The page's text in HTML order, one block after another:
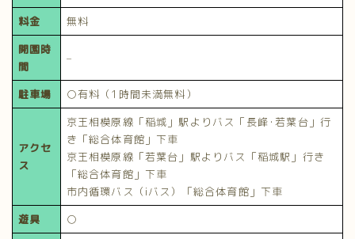
料金
無料
開園時
間
–
駐車場 ○有料（1時間未満無料）
アクセ
ス
京王相模原線「稲城」駅よりバス「長峰･若葉台」行
き「総合体育館」下車
京王相模原線「若葉台」駅よりバス「稲城駅」行き
「総合体育館」下車
市内循環バス（iバス）「総合体育館」下車
遊具
○